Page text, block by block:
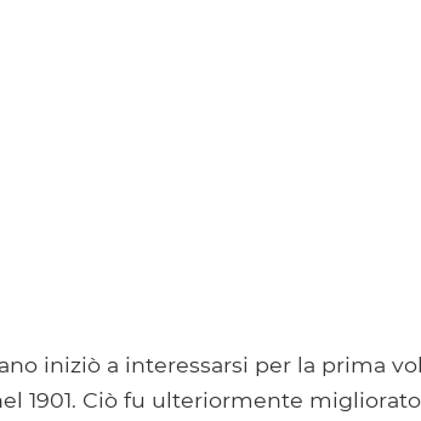
iniziò a interessarsi per la prima
1901. Ciò fu ulteriormente migliorato